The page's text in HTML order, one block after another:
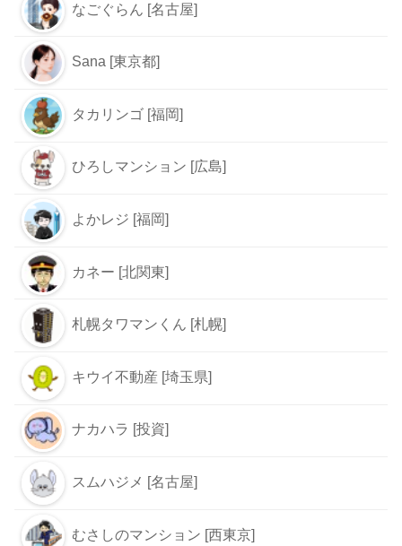
なごぐらん [名古屋]
Sana [東京都]
タカリンゴ [福岡]
ひろしマンション [広島]
よかレジ [福岡]
カネー [北関東]
札幌タワマンくん [札幌]
キウイ不動産 [埼玉県]
ナカハラ [投資]
スムハジメ [名古屋]
むさしのマンション [西東京]